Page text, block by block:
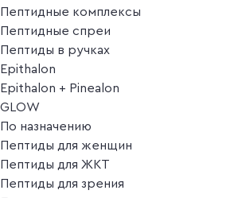
Пептидные комплексы
Пептидные спреи
Пептиды в ручках
Epithalon
Epithalon + Pinealon
GLOW
По назначению
Пептиды для женщин
Пептиды для ЖКТ
Пептиды для зрения